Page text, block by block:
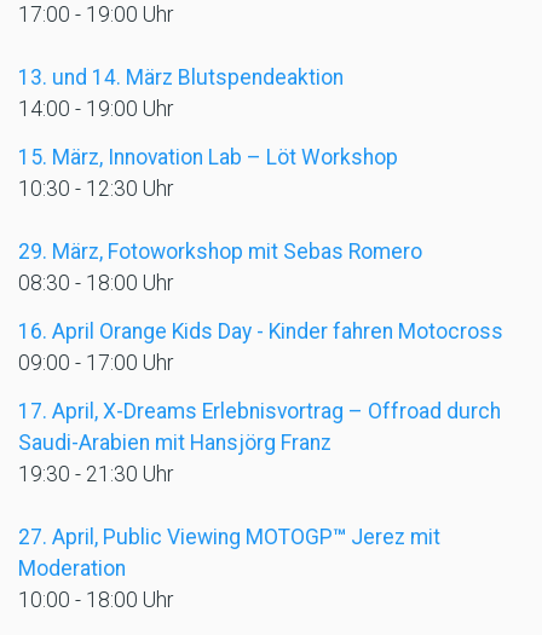
17:00 - 19:00 Uhr
13. und 14. März Blutspendeaktion
14:00 - 19:00 Uhr
15. März, Innovation Lab – Löt Workshop
10:30 - 12:30 Uhr
29. März, Fotoworkshop mit Sebas Romero
08:30 - 18:00 Uhr
16. April Orange Kids Day - Kinder fahren Motocross
09:00 - 17:00 Uhr
17. April, X-Dreams Erlebnisvortrag – Offroad durch
Saudi-Arabien mit Hansjörg Franz
19:30 - 21:30 Uhr
27. April, Public Viewing MOTOGP™ Jerez mit
Moderation
10:00 - 18:00 Uhr